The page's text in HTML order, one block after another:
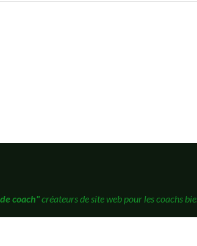
coach"créateurs de site web pour les coachs